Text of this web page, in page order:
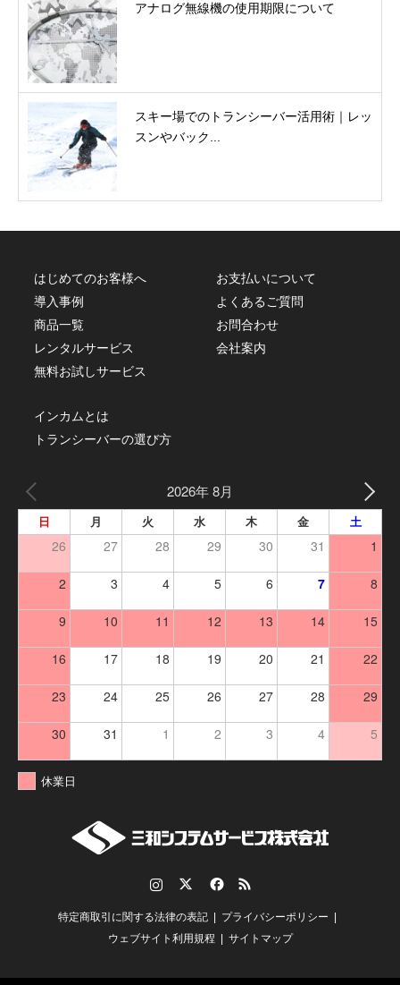
アナログ無線機の使用期限について
スキー場でのトランシーバー活用術｜レッ
スンやバック...
はじめてのお客様へ
導入事例
商品一覧
レンタルサービス
無料お試しサービス
お支払いについて
よくあるご質問
お問合わせ
会社案内
インカムとは
トランシーバーの選び方
2026年 8月
日 月 火 水 木 金 土
26 27 28 29 30 31 1
2 3 4 5 6 7 8
9 10 11 12 13 14 15
16 17 18 19 20 21 22
23 24 25 26 27 28 29
30 31 1 2 3 4 5
休業日
RSS
特定商取引に関する法律の表記
プライバシーポリシー
ウェブサイト利用規程
サイトマップ